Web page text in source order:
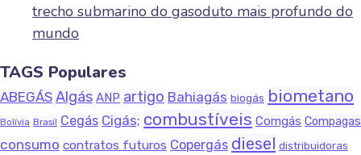
trecho submarino do gasoduto mais profundo do
mundo
TAGS Populares
ABEGÁS Algás ANP artigo Bahiagás biogás biometano
Bolívia Brasil Cegás Cigás; combustíveis Comgás Compagas
consumo contratos futuros Copergás diesel distribuidoras